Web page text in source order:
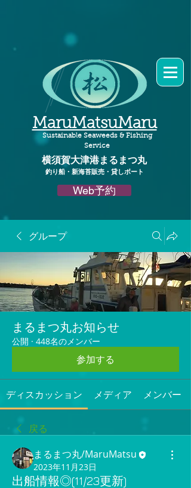
MaruMatsuMaru
Sustainable Seaweeds & Fishing
Service
横須賀大津港まるまつ丸​
釣り船・新海苔販売・貸しボート
Web予約
グループ
まるまつ丸お知らせ
公開 · 448名のメンバー
参加する
ディスカッション メディア メンバー
戻る
まるまつ丸/MaruMatsu
2023年11月23日
出船情報◎(11/23更新)